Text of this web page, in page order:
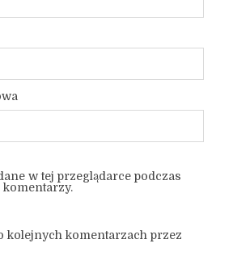
w tej przeglądarce podczas
kolejnych komentarzach przez